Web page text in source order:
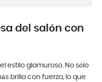
del salón con
estilo glamuroso. No sólo
brilla con fuerza, lo que